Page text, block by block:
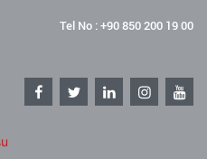
Tel No : +90 850 200 19 00